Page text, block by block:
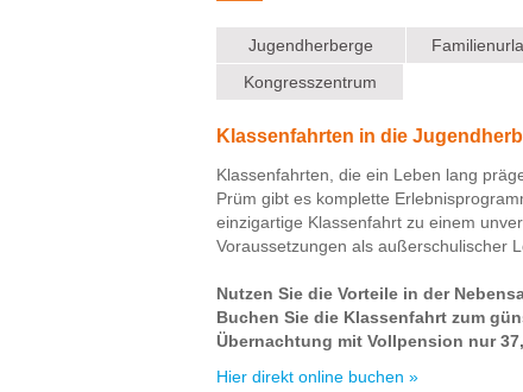
Jugendherberge
Kongresszentrum
Klassenfahrten in die
Klassenfahrten, die ein Leben lang
Prüm gibt es komplette
einzigartige Klassenfahrt zu einem
Voraussetzungen als außerschulischer
Nutzen Sie die Vorteile in der
Buchen Sie die Klassenfahrt zum
Übernachtung mit Vollpension nur
Hier direkt online buchen »